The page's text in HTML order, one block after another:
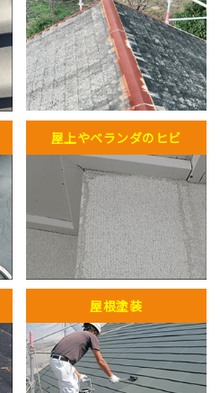
屋上やベランダのヒビ
屋根塗装